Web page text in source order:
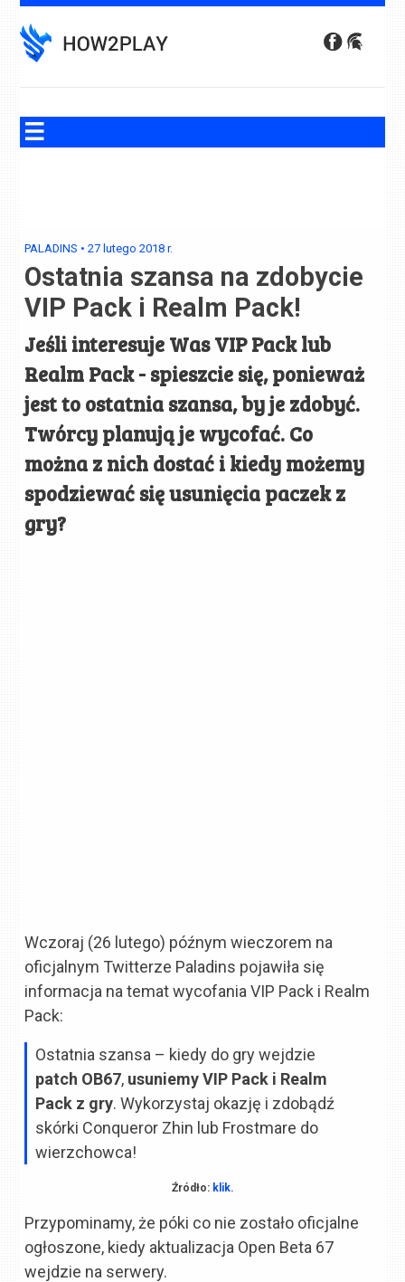
to
content
PALADINS •27 lutego 2018 r.
Ostatnia szansa na zdobycie
VIP Pack i Realm Pack!
Jeśli interesuje Was VIP Pack lub
Realm Pack - spieszcie się, ponieważ
jest to ostatnia szansa, by je zdobyć.
Twórcy planują je wycofać. Co
można z nich dostać i kiedy możemy
spodziewać się usunięcia paczek z
gry?
Wczoraj (26 lutego) późnym wieczorem na
oficjalnym Twitterze Paladins pojawiła się
informacja na temat wycofania VIP Pack i Realm
Pack:
Ostatnia szansa – kiedy do gry wejdzie
patch OB67, usuniemy VIP Pack i Realm
Pack z gry. Wykorzystaj okazję i zdobądź
skórki Conqueror Zhin lub Frostmare do
wierzchowca!
Źródło: klik.
Przypominamy, że póki co nie zostało oficjalne
ogłoszone, kiedy aktualizacja Open Beta 67
wejdzie na serwery.